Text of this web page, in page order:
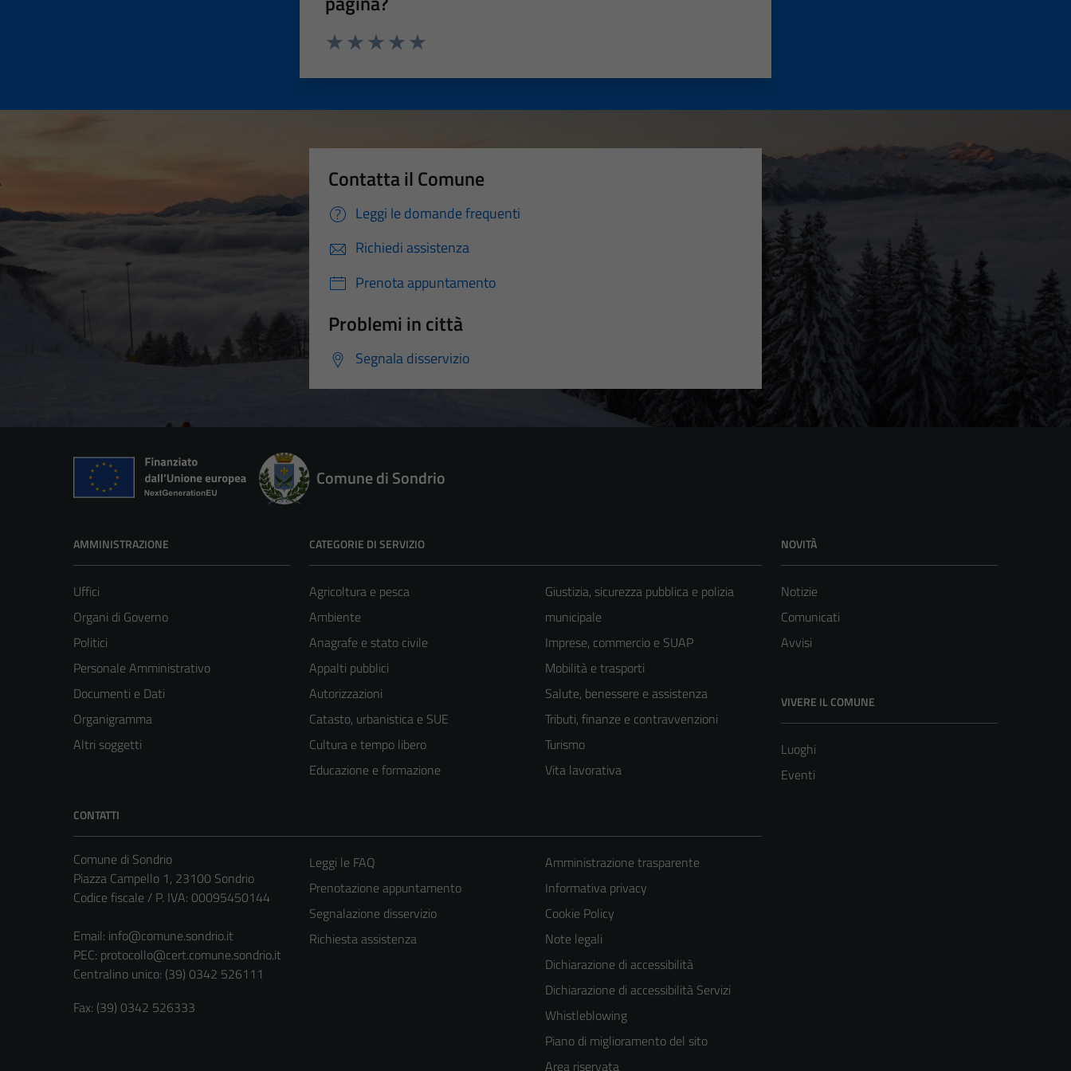
Contatta il Comune
Leggi le domande frequenti
Richiedi assistenza
Prenota appuntamento
Problemi in città
Segnala disservizio
Comune di Sondrio
AMMINISTRAZIONE
Uffici
Organi di Governo
Politici
Personale Amministrativo
Documenti e Dati
Organigramma
Altri soggetti
CATEGORIE DI SERVIZIO
Agricoltura e pesca
Ambiente
Anagrafe e stato civile
Appalti pubblici
Autorizzazioni
Catasto, urbanistica e SUE
Cultura e tempo libero
Educazione e formazione
Giustizia, sicurezza pubblica e polizia
municipale
Imprese, commercio e SUAP
Mobilità e trasporti
Salute, benessere e assistenza
Tributi, finanze e contravvenzioni
Turismo
Vita lavorativa
NOVITÀ
Notizie
Comunicati
Avvisi
VIVERE IL COMUNE
Luoghi
Eventi
CONTATTI
Comune di Sondrio
Piazza Campello 1, 23100 Sondrio
Codice fiscale / P. IVA: 00095450144
Email: info@comune.sondrio.it
PEC: protocollo@cert.comune.sondrio.it
Centralino unico: (39) 0342 526111
Fax: (39) 0342 526333
Leggi le FAQ
Prenotazione appuntamento
Segnalazione disservizio
Richiesta assistenza
Amministrazione trasparente
Informativa privacy
Cookie Policy
Note legali
Dichiarazione di accessibilità
Dichiarazione di accessibilità Servizi
Whistleblowing
Piano di miglioramento del sito
Area riservata